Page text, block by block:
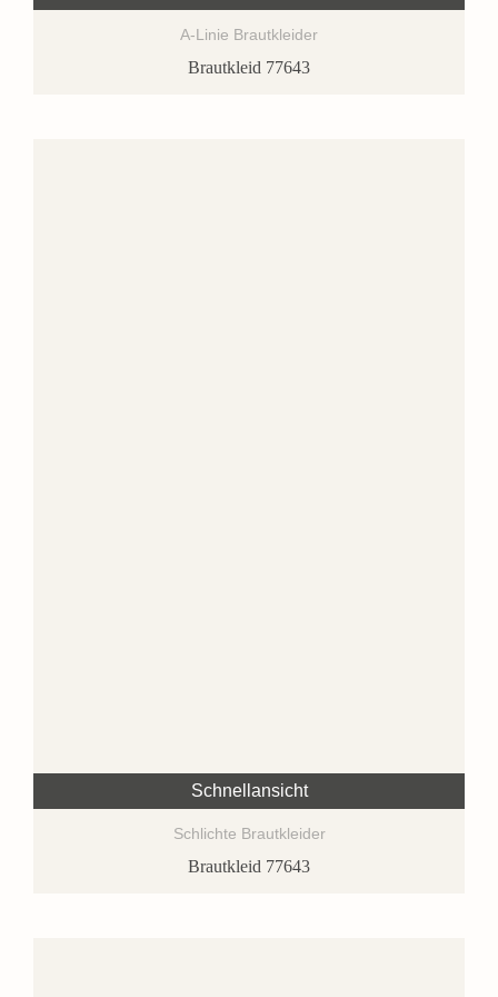
A-Linie Brautkleider
Brautkleid 77643
Schnellansicht
Schlichte Brautkleider
Brautkleid 77643